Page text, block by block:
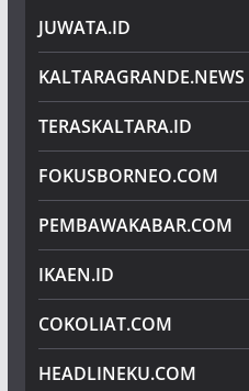
JUWATA.ID
KALTARAGRANDE.NEWS
TERASKALTARA.ID
FOKUSBORNEO.COM
PEMBAWAKABAR.COM
IKAEN.ID
COKOLIAT.COM
HEADLINEKU.COM